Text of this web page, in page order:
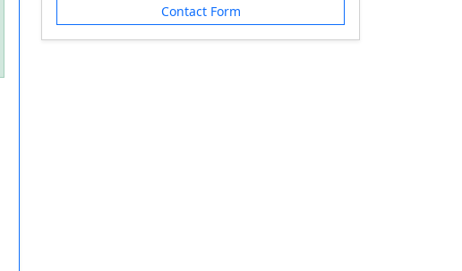
Contact Form